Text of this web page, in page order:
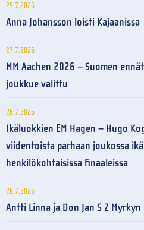
29.7.2026
Anna Johansson loisti Kajaanissa
27.7.2026
MM Aachen 2026 – Suomen
joukkue valittu
26.7.2026
Ikäluokkien EM Hagen – Hugo
viidentoista parhaan joukossa
henkilökohtaisissa finaaleissa
26.7.2026
Antti Linna ja Don Jan S Z Myrkyn